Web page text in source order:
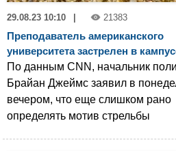
29.08.23 10:10 21383
Преподаватель американского
университета застрелен в
По данным CNN, начальник
Брайан Джеймс заявил в
вечером, что еще слишком рано
определять мотив стрельбы